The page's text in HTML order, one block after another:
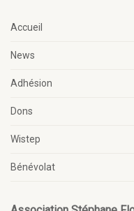
Accueil
News
Adhésion
Dons
Wistep
Bénévolat